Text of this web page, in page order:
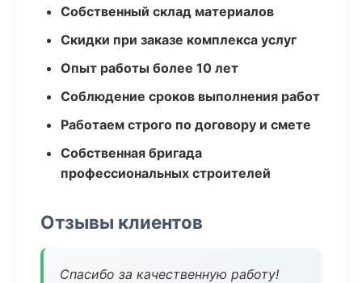
Собственный склад материалов
Скидки при заказе комплекса услуг
Опыт работы более 10 лет
Соблюдение сроков выполнения работ
Работаем строго по договору и смете
Собственная бригада
профессиональных строителей
Отзывы клиентов
Спасибо за качественную работу!